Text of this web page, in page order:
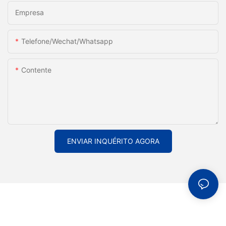
a Empresa C. Cada um desses fornecedores oferece vantagens
e expertise únicas na área, o que os destaca da concorrência.
cliente ou soluções econômicas, esses fornecedores provaram
contínuo, você pode ter certeza de receber equipamentos de
Empresa
Telefone/Wechat/Whatsapp
Contente
ENVIAR INQUÉRITO AGORA